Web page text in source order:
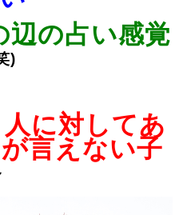
辺の占い感覚
)
人に対してあ
言えない子